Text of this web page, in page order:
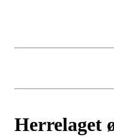
Herrelaget